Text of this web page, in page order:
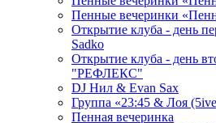
Пенные вечеринки
Открытие клуба - день
Sadko
Открытие клуба - день
"РЕФЛЕКС"
DJ Нил & Evan Sax
Группа «23:45 & Лоя
Пенная вечеринка